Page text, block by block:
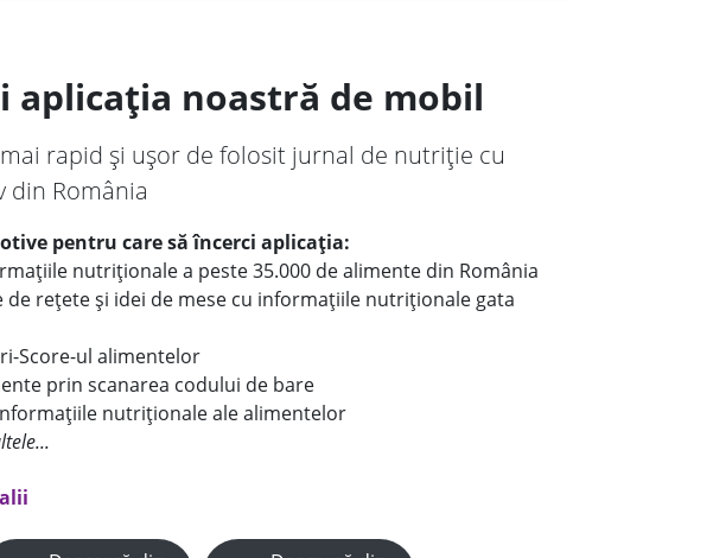
aplicația noastră de mobil
mai rapid și ușor de folosit jurnal de nutriție cu
din România
pentru care să încerci aplicația:
nutriționale a peste 35.000 de alimente din România
de rețete și idei de mese cu informațiile nutriționale gata
Score-ul alimentelor
prin scanarea codului de bare
nutriționale ale alimentelor